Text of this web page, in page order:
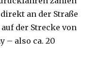
an der Straße
der Strecke von
– also ca. 20